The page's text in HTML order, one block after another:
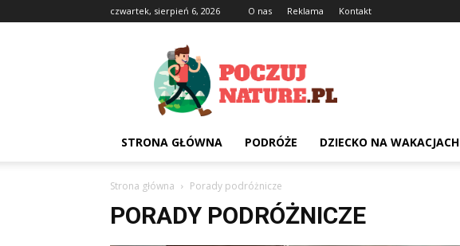
czwartek, sierpień 6, 2026 O nas Reklama Kontakt
Poczujnature.pl
STRONA GŁÓWNA PODRÓŻE DZIECKO NA WAKACJACH
Strona główna Porady podróżnicze
PORADY PODRÓŻNICZE